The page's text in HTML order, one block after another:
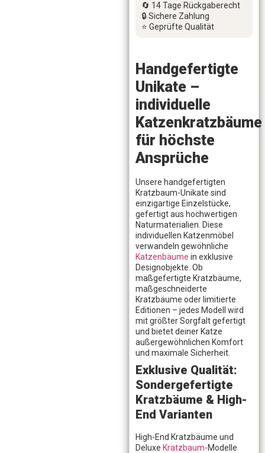
🔄 14 Tage Rückgaberecht
🔒 Sichere Zahlung
⭐ Geprüfte Qualität
Handgefertigte
Unikate –
individuelle
Katzenkratzbäume
für höchste
Ansprüche
Unsere handgefertigten
Kratzbaum-Unikate sind
einzigartige Einzelstücke,
gefertigt aus hochwertigen
Naturmaterialien. Diese
individuellen Katzenmöbel
verwandeln gewöhnliche
Katzenbäume in exklusive
Designobjekte. Ob
maßgefertigte Kratzbäume,
maßgeschneiderte
Kratzbäume oder limitierte
Editionen – jedes Modell wird
mit größter Sorgfalt gefertigt
und bietet deiner Katze
außergewöhnlichen Komfort
und maximale Sicherheit.
Exklusive Qualität:
Sondergefertigte
Kratzbäume & High-
End Varianten
High-End Kratzbäume und
Deluxe Kratzbaum-Modelle